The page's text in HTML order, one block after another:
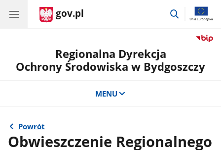
gov.pl
przejdź
Regionalna Dyrekcja
Ochrony Środowiska w Bydgoszczy
MENU
Powrót
Obwieszczenie Regionalnego